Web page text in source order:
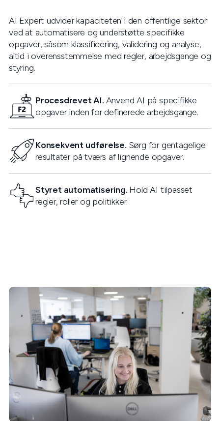
AI Expert udvider kapaciteten i den offentlige sektor
ved at automatisere og understøtte specifikke
opgaver, såsom klassificering, validering og analyse,
altid i overensstemmelse med regler, arbejdsgange og
styring.
Procesdrevet AI. Anvend AI på specifikke
opgaver inden for definerede arbejdsgange.
Konsekvent udførelse. Sørg for gentagelige
resultater på tværs af lignende opgaver.
Styret automatisering. Hold AI tilpasset
regler, roller og politikker.